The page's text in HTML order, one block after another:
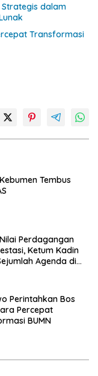
Strategis dalam
Transformasi
Tembus
Perdagangan
Ketum Kadin
Agenda di
Perintahkan Bos
Percepat
BUMN